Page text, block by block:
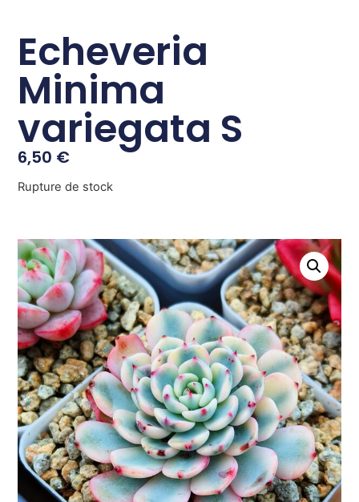
Echeveria
Minima
variegata S
6,50 €
Rupture de stock